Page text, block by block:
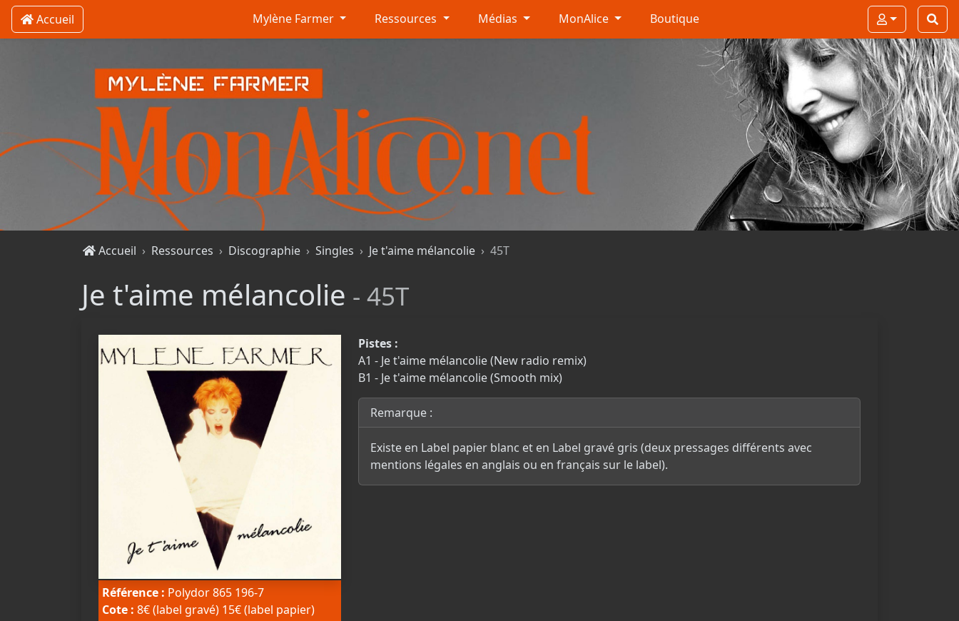
Accueil Mylène Farmer Ressources Médias MonAlice Boutique
Accueil Ressources Discographie Singles Je t'aime mélancolie 45T
Je t'aime mélancolie - 45T
Référence : Polydor 865 196-7
Cote : 8€ (label gravé) 15€ (label papier)
Pistes :
A1 - Je t'aime mélancolie (New radio remix)
B1 - Je t'aime mélancolie (Smooth mix)
Remarque :
Existe en Label papier blanc et en Label gravé gris (deux pressages différents avec
mentions légales en anglais ou en français sur le label).